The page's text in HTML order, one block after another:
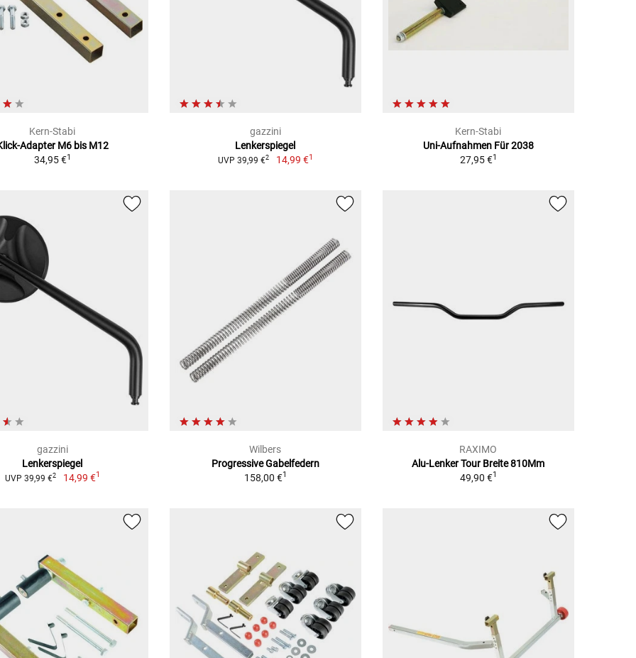
Kern-Stabi
Adapter M6 bis M12
34,95 €1
gazzini
Lenkerspiegel
UVP 39,99 €2 14,99 €1
Kern-Stabi
Uni-Aufnahmen Für 2038
27,95 €1
gazzini
Lenkerspiegel
UVP 39,99 €2 14,99 €1
Wilbers
Progressive Gabelfedern
158,00 €1
RAXIMO
Alu-Lenker Tour Breite 810Mm
49,90 €1